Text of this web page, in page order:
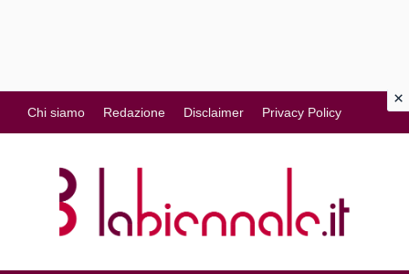
al
contenuto
Chi siamo Redazione Disclaimer Privacy Policy